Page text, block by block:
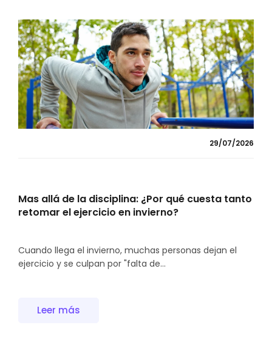
29/07/2026
Mas allá de la disciplina: ¿Por qué cuesta tanto
retomar el ejercicio en invierno?
Cuando llega el invierno, muchas personas dejan el
ejercicio y se culpan por "falta de...
Leer más